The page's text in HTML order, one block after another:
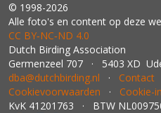
© 1998-2026
Alle foto's en content op deze
CC BY‑NC‑ND 4.0
Dutch Birding Association
Germenzeel 707 · 5403 XD
dba@dutchbirding.nl · Contact
Cookievoorwaarden · Cookie-
KvK 41201763 · BTW